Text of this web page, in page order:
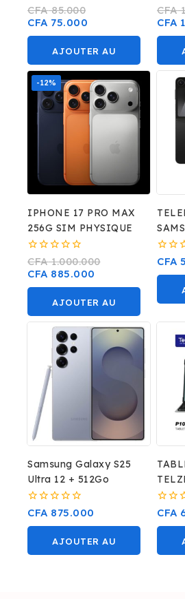
0
sur
5
CFA85.000
CFA 75.000
AJOUTER AU
PANIER
0
sur
5
CFA
CFA
-12%
IPHONE 17 PRO MAX
256G SIM PHYSIQUE
0
sur
5
CFA1.000.000
CFA 885.000
AJOUTER AU
PANIER
12Go
0
5
CFA
Samsung Galaxy S25
Ultra 12 + 512Go
0
5
CFA 875.000
AJOUTER AU
0
5
CFA